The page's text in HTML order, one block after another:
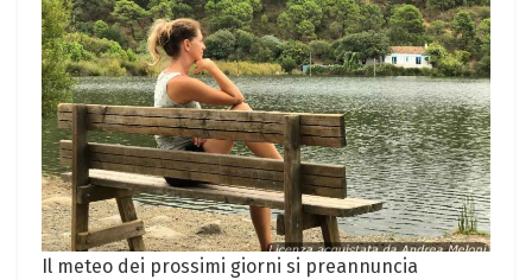
Il meteo dei prossimi giorni si ⁣preannuncia